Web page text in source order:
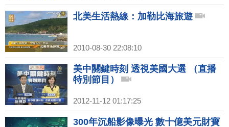
北美生活熱線：加勒比海旅遊
2010-08-30 22:08:10
美中關鍵時刻 透視美國大選 （直播
特別節目）
2012-11-12 01:17:25
300年沉船影像曝光 數十億美元財寶